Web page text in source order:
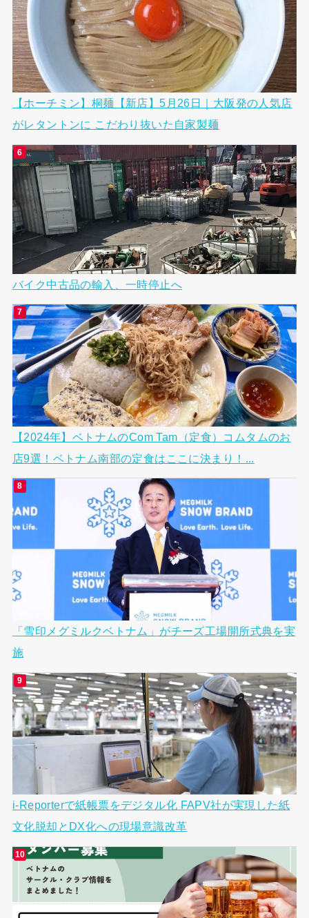
【ホーチミン】桐麺【新店】5月26日｜大阪発の人気店
がレタントンに こだわり抜いた自家製麺
バイク中古品の輸入、一時停止へ
【2024年】ベトナムのCom Tam（定食）コムタムのお
店9選！ベトナム南部の定食はここに決まり！...
「雪印メグミルクベトナム」がチーズ工場開所式典を実
施
i-Reporterで紙帳票をデジタル化 FAPV社が実現した紙
文化脱却とDX化への現場意識改革